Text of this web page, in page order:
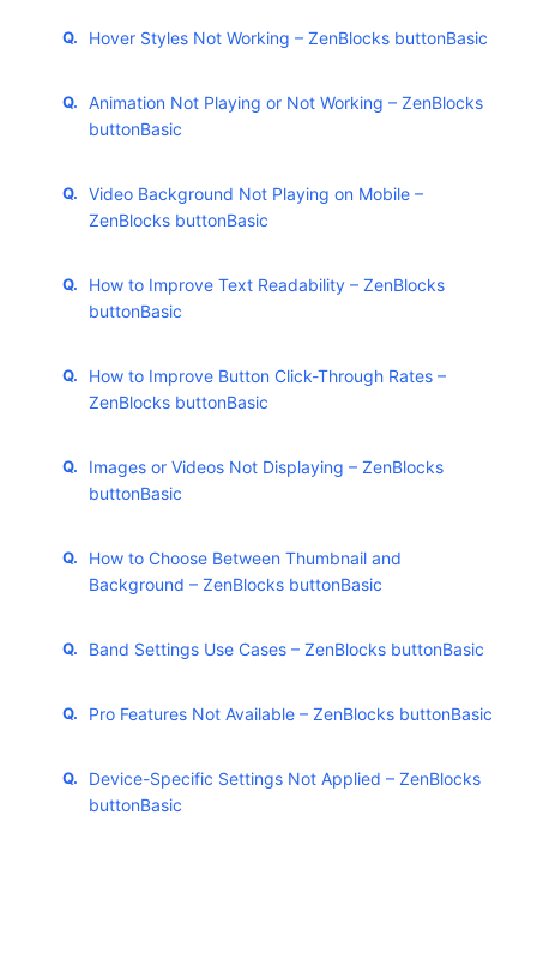
Hover Styles Not Working – ZenBlocks buttonBasic
Animation Not Playing or Not Working – ZenBlocks
buttonBasic
Video Background Not Playing on Mobile –
ZenBlocks buttonBasic
How to Improve Text Readability – ZenBlocks
buttonBasic
How to Improve Button Click-Through Rates –
ZenBlocks buttonBasic
Images or Videos Not Displaying – ZenBlocks
buttonBasic
How to Choose Between Thumbnail and
Background – ZenBlocks buttonBasic
Band Settings Use Cases – ZenBlocks buttonBasic
Pro Features Not Available – ZenBlocks buttonBasic
Device-Specific Settings Not Applied – ZenBlocks
buttonBasic